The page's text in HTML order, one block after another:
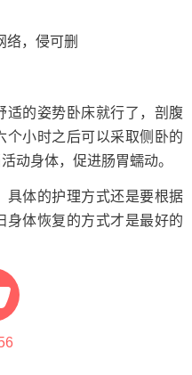
，侵可删
的姿势卧床就行了，剖腹
个小时之后可以采取侧卧的
动身体，促进肠胃蠕动。
体的护理方式还是要根据
身体恢复的方式才是最好的